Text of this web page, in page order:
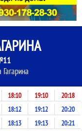
18:10 19:10 20:18
18:12 19:12 20:20
18:13 19:13 20:21